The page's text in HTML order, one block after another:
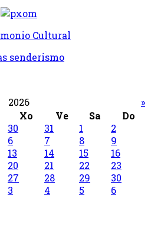
2026
»
Xo Ve Sa
Do
30 31 1
2
6 7 8
9
13 14 15
16
20 21 22
23
27 28 29
30
3 4 5 6